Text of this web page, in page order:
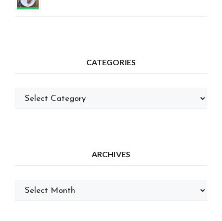
CATEGORIES
Categories
ARCHIVES
Archives